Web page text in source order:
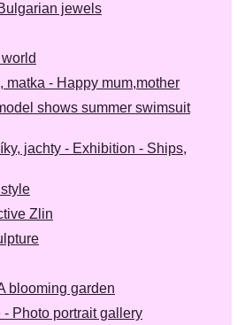
jewels
matka - Happy mum,mother
shows summer swimsuit
jachty - Exhibition - Ships,
Zlin
blooming garden
Photo portrait gallery